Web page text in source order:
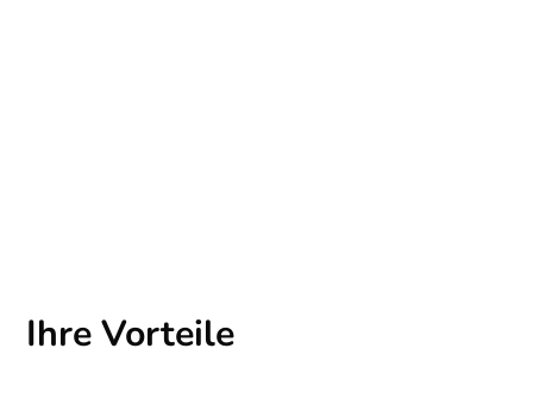
Ihre Vorteile